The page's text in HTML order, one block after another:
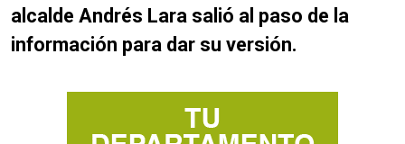
alcalde Andrés Lara salió al paso de la
información para dar su versión.